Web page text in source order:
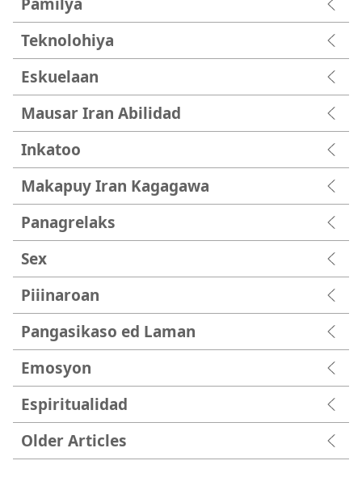
Teknolohiya
Eskuelaan
Mausar Iran Abilidad
Inkatoo
Makapuy Iran Kagagawa
Panagrelaks
Sex
Piiinaroan
Pangasikaso ed Laman
Emosyon
Espiritualidad
Older Articles